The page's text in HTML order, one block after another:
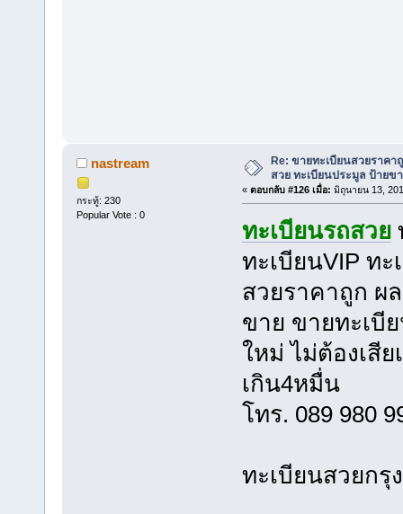
nastream
กระทู้: 230
Popular Vote : 0
Re: ขายทะเบียนสวยราคา
สวย ทะเบียนประมูล ป้ายข
« ตอบกลับ #126 เมื่อ: มิถุนายน 13,
ทะเบียนรถสวย
ทะเบียนVIP ท
สวยราคาถูก ผ
ขาย ขายทะเบี
ใหม่ ไม่ต้องเสีย
เกิน4หมื่น
โทร. 089 980
ทะเบียนสวยกรุ